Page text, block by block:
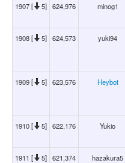
1907 [ 5] 624,976 minog1
1908 [ 5] 624,573 yuki94
1909 [ 5] 623,576 Heybot
1910 [ 5] 622,176 Yukio
1911 [ 5] 621,374 hazakura5